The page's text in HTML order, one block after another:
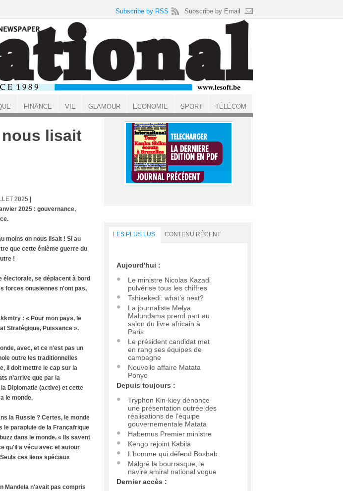
lisait
2025 |
2025 : gouvernance,
moins on nous lisait ! Si au
que cette énième guerre du
!
électorale, se déplacent à bord
forces onusiennes n'ont pas,
: « Pour mon pays, le
Stratégique, Puissance ».
avec, et ce n'est pas un
outre les traditionnelles
il doit mettre le cap sur la
n’arrive que par la
Diplomatie (active) et cette
le monde.
la Russie ? Certes, le monde
le parapluie de la Françafrique
dans le monde, « Ils savent
qu'il a vécu avec et autour
ces liens spéciaux
Mandela n'avait pas compris
LES PLUS LUS CONTENU RÉCENT
Aujourd'hui :
Le ministre Nicolas Kazadi
pulvérise tous les chiffres
Tshisekedi: what’s next?
La journaliste Melya
Malundama prend part au
salon du livre africain à
Paris
Le président candidat met
en rang ses équipes de
campagne
Nouvelle affaire Matata
Ponyo
Depuis toujours :
Tryphon Kin-kiey dénonce
une présentation outrée des
réalisations de l’équipe
gouvernementale Matata
Habemus Premier ministre
Kengo rejoint Kabila
L’homme qui défend Boshab
Malgré la bourrasque, le
navire amiral national vogue
Dernier accès :
Subscribe by RSS Subscribe by Email
FINANCE VIE GLAMOUR ECONOMIE SPORT TÉLÉCOM